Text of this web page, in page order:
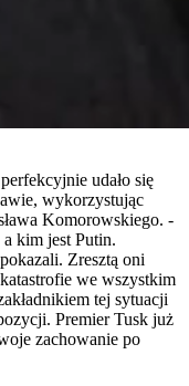
udało się
wykorzystując
Komorowskiego. -
kim jest Putin.
Zresztą oni
we wszystkim
tej sytuacji
Premier Tusk już
zachowanie po